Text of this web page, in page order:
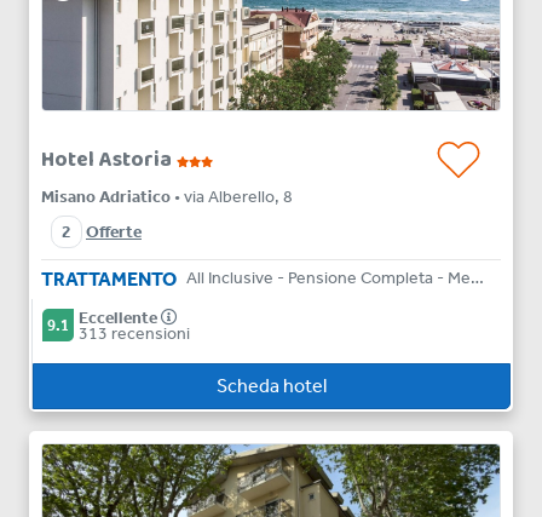
Hotel Astoria
Misano Adriatico • via Alberello, 8
2
Offerte
TRATTAMENTO All Inclusive - Pensione Completa - Mezza Pensione - Bed & Breakfast - Solo Pernottamento
9.1 Eccellente
313 recensioni
Scheda hotel